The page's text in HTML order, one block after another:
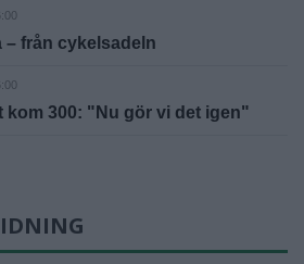
– från cykelsadeln
kom 300: "Nu gör vi det igen"